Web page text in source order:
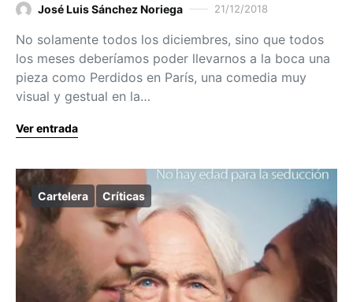
José Luis Sánchez Noriega 21/12/2018
No solamente todos los diciembres, sino que todos
los meses deberíamos poder llevarnos a la boca una
pieza como Perdidos en París, una comedia muy
visual y gestual en la…
Ver entrada
Cartelera Críticas